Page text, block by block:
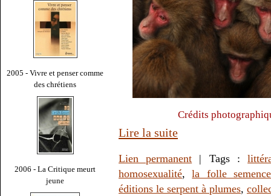
2005 - Vivre et penser comme
des chrétiens
2006 - La Critique meurt
jeune
Crédits
Lire la suite
Lien permanent | Tags :
homosexualité,la folle semence
éditions le serpent à plumes,